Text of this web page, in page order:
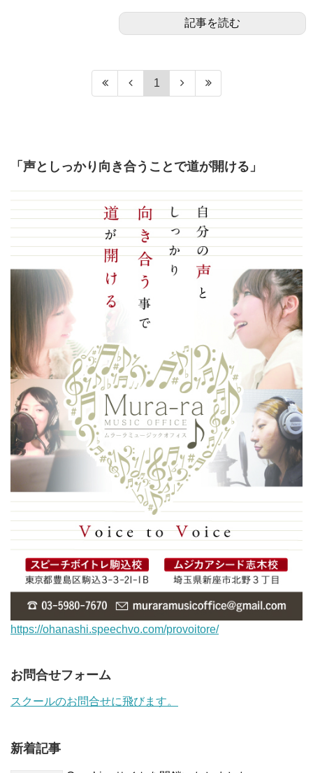
記事を読む
1
「声としっかり向き合うことで道が開ける」
https://ohanashi.speechvo.com/provoitore/
お問合せフォーム
スクールのお問合せに飛びます。
新着記事